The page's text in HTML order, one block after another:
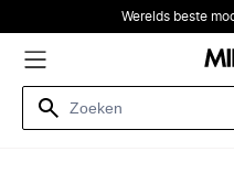
Werelds beste